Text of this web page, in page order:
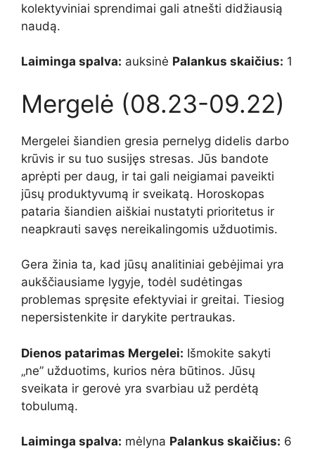
kolektyviniai sprendimai gali atnešti didžiausią
naudą.
Laiminga spalva: auksinė Palankus skaičius: 1
Mergelė (08.23-09.22)
Mergelei šiandien gresia pernelyg didelis darbo
krūvis ir su tuo susijęs stresas. Jūs bandote
aprėpti per daug, ir tai gali neigiamai paveikti
jūsų produktyvumą ir sveikatą. Horoskopas
pataria šiandien aiškiai nustatyti prioritetus ir
neapkrauti savęs nereikalingomis užduotimis.
Gera žinia ta, kad jūsų analitiniai gebėjimai yra
aukščiausiame lygyje, todėl sudėtingas
problemas spręsite efektyviai ir greitai. Tiesiog
nepersistenkite ir darykite pertraukas.
Dienos patarimas Mergelei: Išmokite sakyti
„ne” užduotims, kurios nėra būtinos. Jūsų
sveikata ir gerovė yra svarbiau už perdėtą
tobulumą.
Laiminga spalva: mėlyna Palankus skaičius: 6